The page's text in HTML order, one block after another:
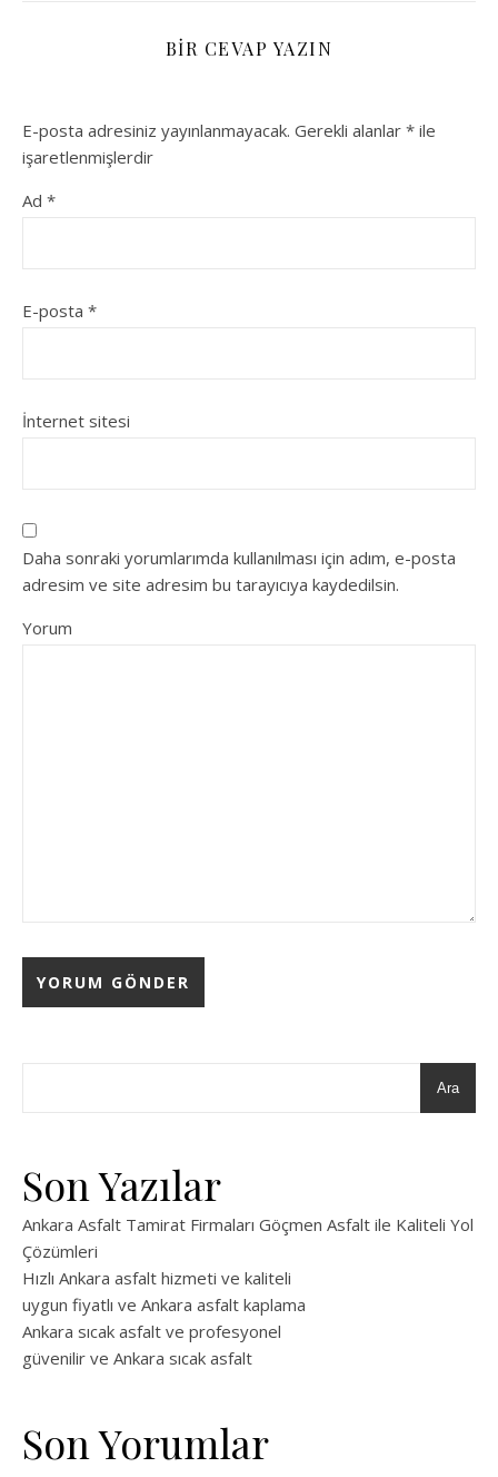
BIR CEVAP YAZIN
E-posta adresiniz yayınlanmayacak. Gerekli alanlar * ile
işaretlenmişlerdir
Ad *
E-posta *
İnternet sitesi
Daha sonraki yorumlarımda kullanılması için adım, e-posta
adresim ve site adresim bu tarayıcıya kaydedilsin.
Yorum
Ara
Son Yazılar
Ankara Asfalt Tamirat Firmaları Göçmen Asfalt ile Kaliteli Yol
Çözümleri
Hızlı Ankara asfalt hizmeti ve kaliteli
uygun fiyatlı ve Ankara asfalt kaplama
Ankara sıcak asfalt ve profesyonel
güvenilir ve Ankara sıcak asfalt
Son Yorumlar